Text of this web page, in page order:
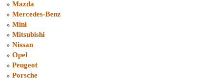
» Mazda
» Mercedes-Benz
» Mini
» Mitsubishi
» Nissan
» Opel
» Peugeot
» Porsche